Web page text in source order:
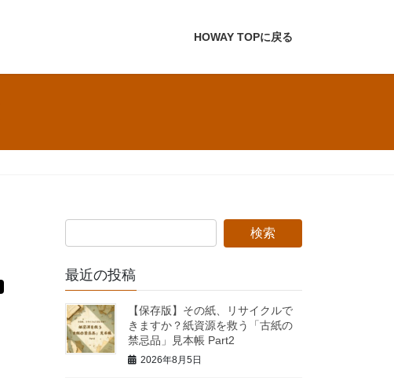
HOWAY TOPに戻る
最近の投稿
【保存版】その紙、リサイクルで
きますか？紙資源を救う「古紙の
禁忌品」見本帳 Part2
2026年8月5日